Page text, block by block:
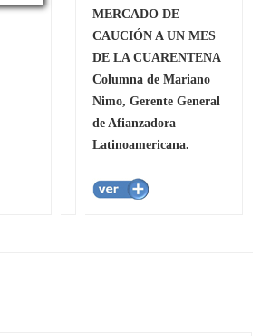
MERCADO DE
CAUCIÓN A UN MES
DE LA CUARENTENA
Columna de Mariano
Nimo, Gerente General
de Afianzadora
Latinoamericana.